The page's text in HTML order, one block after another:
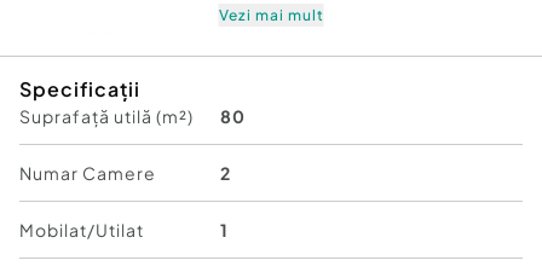
Curent
Apă
Canalizare
Gaz
Vezi mai mult
Specificații
Suprafață utilă (m²) 80
Numar Camere 2
Mobilat/Utilat 1